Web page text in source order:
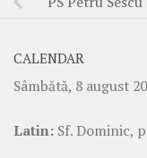
CALENDAR
Sâmbătă, 8 august
Latin: Sf. Dominic,